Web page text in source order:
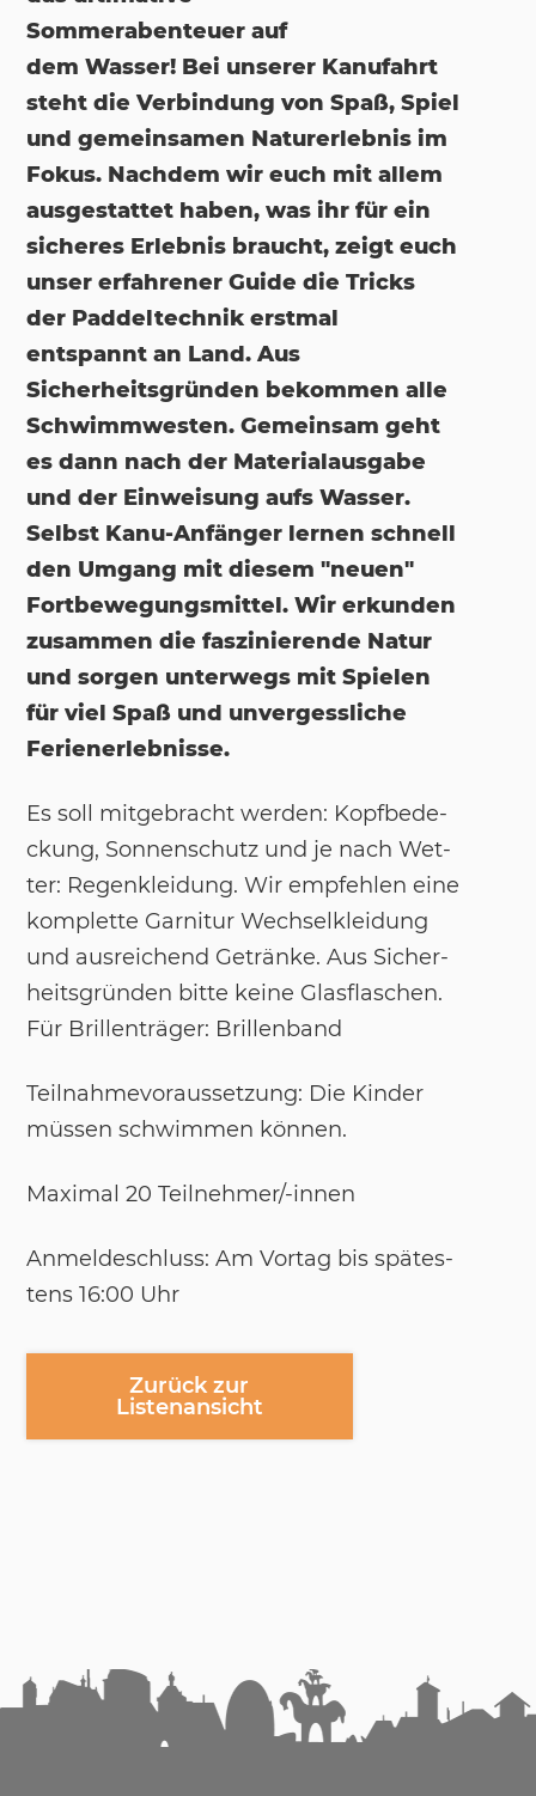
Sommerabenteuer auf
dem Wasser! Bei unserer Kanufahrt
steht die Verbindung von Spaß, Spiel
und gemeinsamen Naturerlebnis im
Fokus. Nachdem wir euch mit allem
ausgestattet haben, was ihr für ein
sicheres Erlebnis braucht, zeigt euch
unser erfahrener Guide die Tricks
der Paddeltechnik erstmal
entspannt an Land. Aus
Sicherheitsgründen bekommen alle
Schwimmwesten. Gemeinsam geht
es dann nach der Materialausgabe
und der Einweisung aufs Wasser.
Selbst Kanu-Anfänger lernen schnell
den Umgang mit diesem "neuen"
Fortbewegungsmittel. Wir erkunden
zusammen die faszinierende Natur
und sorgen unterwegs mit Spielen
für viel Spaß und unvergessliche
Ferienerlebnisse.
Es soll mit­ge­bracht wer­den: Kopf­be­de­
ckung, Son­nen­schutz und je nach Wet­
ter: Re­gen­klei­dung. Wir emp­feh­len eine
kom­plet­te Gar­ni­tur Wech­sel­klei­dung
und aus­rei­chend Ge­trän­ke. Aus Si­cher­
heits­grün­den bit­te kei­ne Glas­fla­schen.
Für Bril­len­trä­ger: Bril­len­band
Teil­nah­me­vor­aus­set­zung: Die Kin­der
müs­sen schwim­men kön­nen.
Ma­xi­mal 20 Teil­neh­mer/-​in­nen
An­mel­de­schluss: Am Vor­tag bis spä­tes­
tens 16:00 Uhr
Zurück zur
Listenansicht